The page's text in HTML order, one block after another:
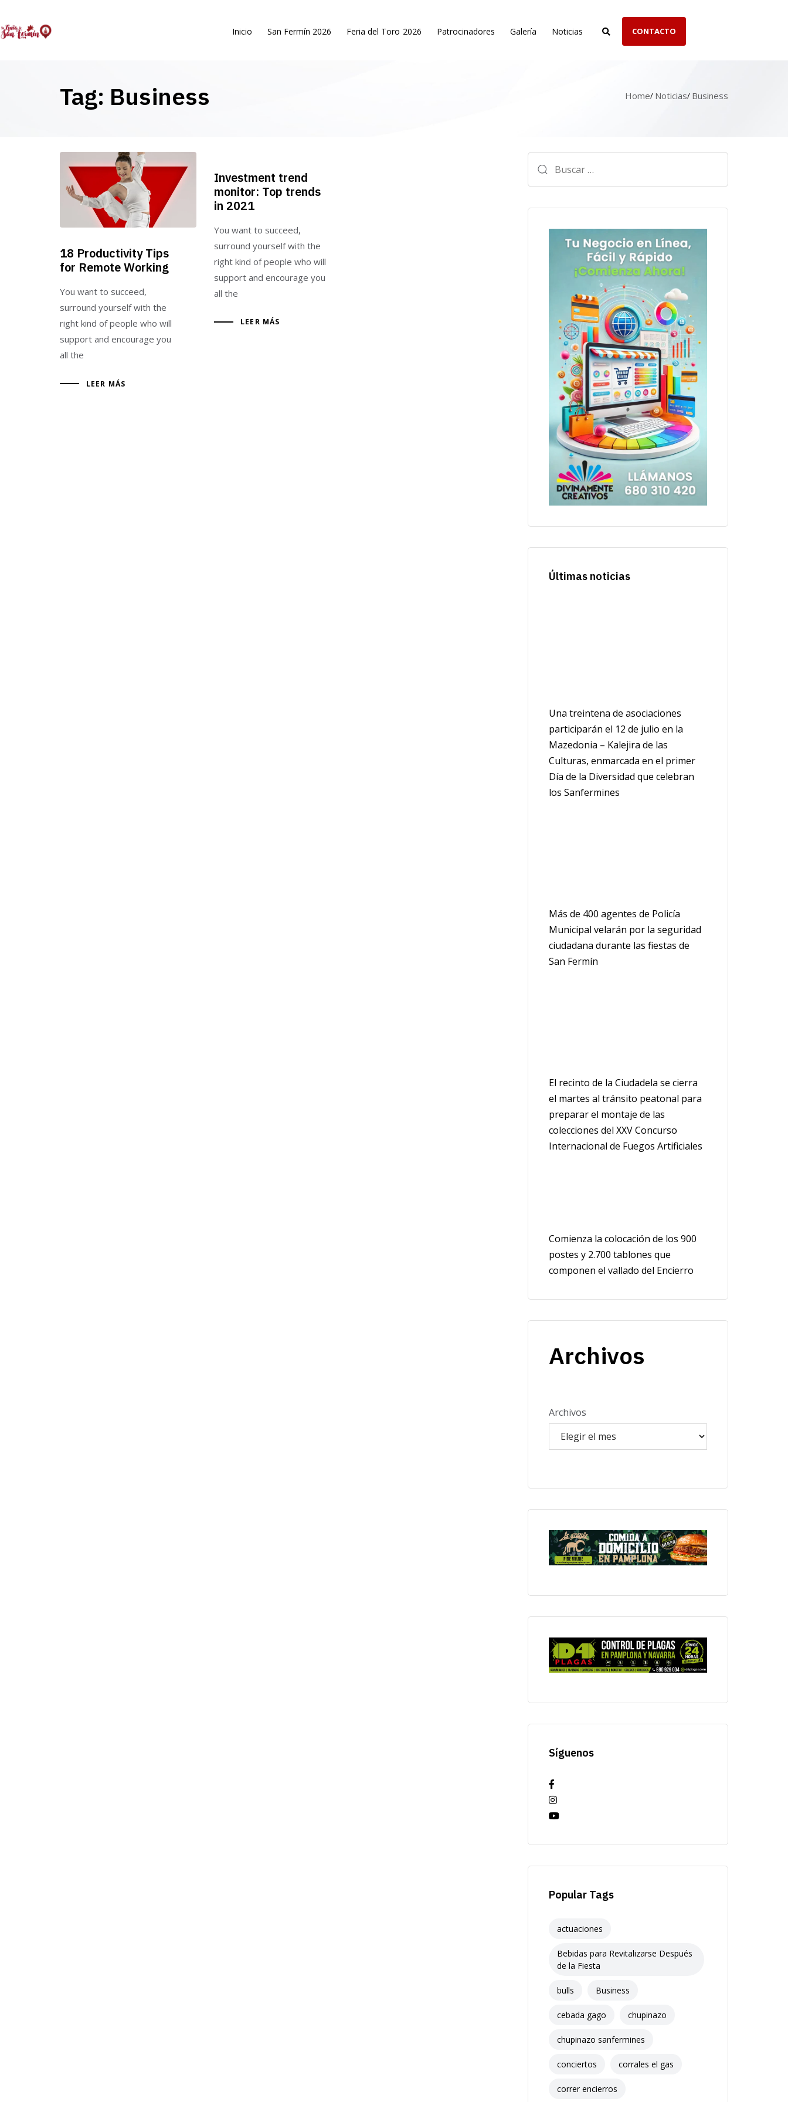
Inicio San Fermín 2026 Feria del Toro 2026 Patrocinadores Galería Noticias CONTACTO
Tag: Business Home Noticias Business
18 Productivity Tips
for Remote Working
You want to succeed,
surround yourself with the
right kind of people who will
support and encourage you
all the
LEER MÁS
Investment trend
monitor: Top trends
in 2021
You want to succeed,
surround yourself with the
right kind of people who will
support and encourage you
all the
LEER MÁS
Últimas noticias
Una treintena de asociaciones
participarán el 12 de julio en la
Mazedonia – Kalejira de las
Culturas, enmarcada en el primer
Día de la Diversidad que celebran
los Sanfermines
Más de 400 agentes de Policía
Municipal velarán por la seguridad
ciudadana durante las fiestas de
San Fermín
El recinto de la Ciudadela se cierra
el martes al tránsito peatonal para
preparar el montaje de las
colecciones del XXV Concurso
Internacional de Fuegos Artificiales
Comienza la colocación de los 900
postes y 2.700 tablones que
componen el vallado del Encierro
Archivos
Archivos
Síguenos
Popular Tags
actuaciones
Bebidas para Revitalizarse Después
de la Fiesta
bulls Business
cebada gago chupinazo
chupinazo sanfermines
conciertos corrales el gas
correr encierros